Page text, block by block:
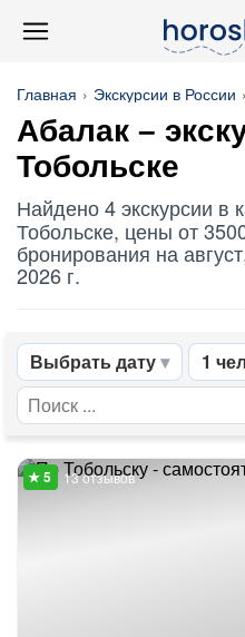
Главная Экскурсии в России
Абалак –
Тобольске
Найдено 4 экскурсии в
Тобольске, цены от
бронирования на
2026 г.
Выбрать дату 1
13 отзывов